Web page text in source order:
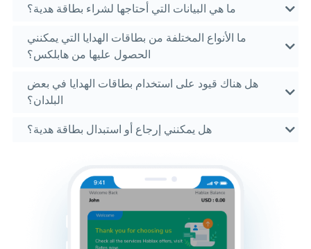
ما هي البيانات التي أحتاجها لشراء بطاقة هدية؟
ما الأنواع المختلفة من بطاقات الهدايا التي يمكنني
الحصول عليها من هابلكس؟
هل هناك قيود على استخدام بطاقات الهدايا في بعض
البلدان؟
هل يمكنني إرجاع أو استبدال بطاقة هدية؟